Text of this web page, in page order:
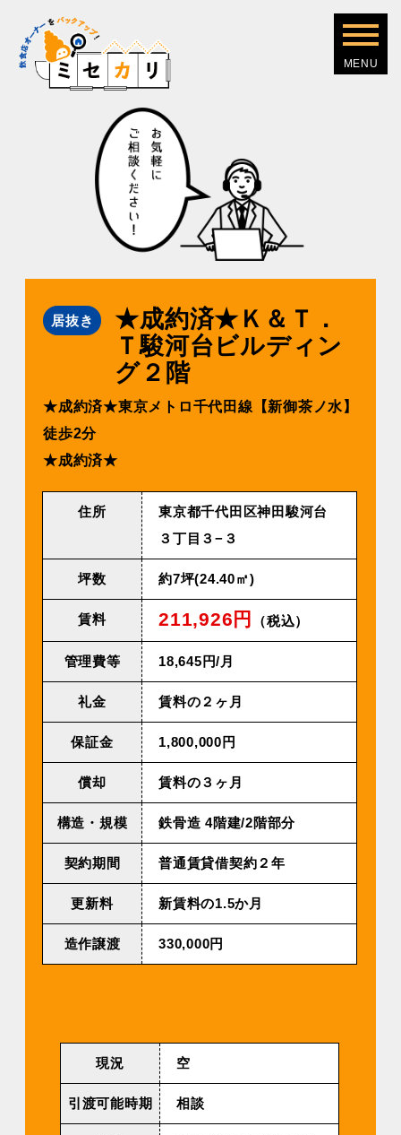
居抜き
★成約済★Ｋ＆Ｔ．
Ｔ駿河台ビルディン
グ２階
★成約済★東京メトロ千代⽥線【新御茶ノ⽔】
徒歩2分
★成約済★
住所
東京都千代田区神田駿河台
３丁目３−３
坪数 約7坪(24.40㎡)
賃料 211,926円 （税込）
管理費等 18,645円/⽉
礼金 賃料の２ヶ月
保証金 1,800,000円
償却 賃料の３ヶ月
構造・規模 鉄⾻造 4階建/2階部分
契約期間 普通賃貸借契約２年
更新料 新賃料の1.5か月
造作譲渡 330,000円
現況 空
引渡可能時期 相談